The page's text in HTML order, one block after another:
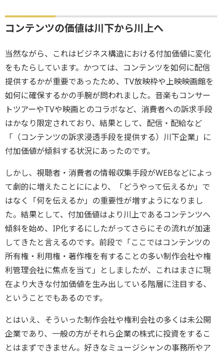
コンテンツの価値は川下から川上へ
当然ながら、これはビジネス構造における付加価値に変化
をもたらしています。かつては、コンテンツを如何に配信
提供するかが重要であったため、TV放映枠や上映映画館を
如何に確保するかの手腕が問われました。音楽もコンサー
トツアーやTVや映画とのコラボなど、消費者への訴求手段
はかなり限定されており、結果として、配信・配給など
「（コンテンツの訴求浸透手段を提供する）川下企業」に
付加価値が傾斜する状況にあったのです。
しかし、視聴者・消費者の情報収集手段がWEBなどによっ
て劇的に増えたことににより、「どうやって伝えるか」で
はなく「何を伝えるか」の重要性が増すようになりまし
た。結果として、付加価値はより川上であるコンテンツへ
傾斜を始め、IP化するにしたがってさらにその流れが加速
してきたと言えるのです。前段で「ここではコンテンツの
所有権・利用権・著作権を有することの多い制作会社や権
利管理会社に焦点を当て」としましたが、これはまさに現
在より大きな付加価値を生み出している階層に注目する、
ということでもあるのです。
とはいえ、そういった制作会社や権利会社の多くは未公開
企業であり、一般の方がそれら企業の株式に投資をするこ
とはまずできません。好きなミュージシャンの事務所やア